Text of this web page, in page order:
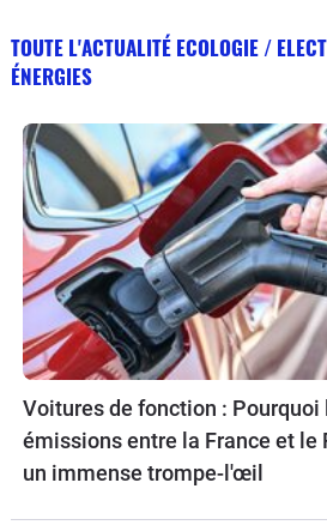
TOUTE L'ACTUALITÉ ECOLOGIE /
ÉNERGIES
Voitures de fonction : Pourquoi
émissions entre la France et le
un immense trompe-l'œil